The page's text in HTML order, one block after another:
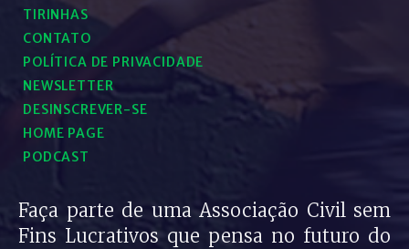
TIRINHAS
CONTATO
POLÍTICA DE PRIVACIDADE
NEWSLETTER
DESINSCREVER-SE
HOME PAGE
PODCAST
Faça parte de uma Associação Civil sem
Fins Lucrativos que pensa no futuro do